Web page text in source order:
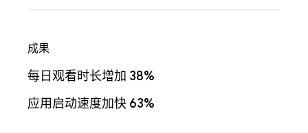
成果
每日观看时长增加 38%
应用启动速度加快 63%